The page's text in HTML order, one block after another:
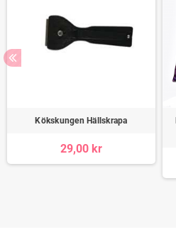
Kökskungen Hällskrapa
29,00 kr